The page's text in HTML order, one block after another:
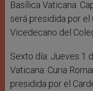
Basílica Vaticana:
será presidida por el
Vicedecano del
Sexto día: Jueves 1
Vaticana: Curia
presidida por el